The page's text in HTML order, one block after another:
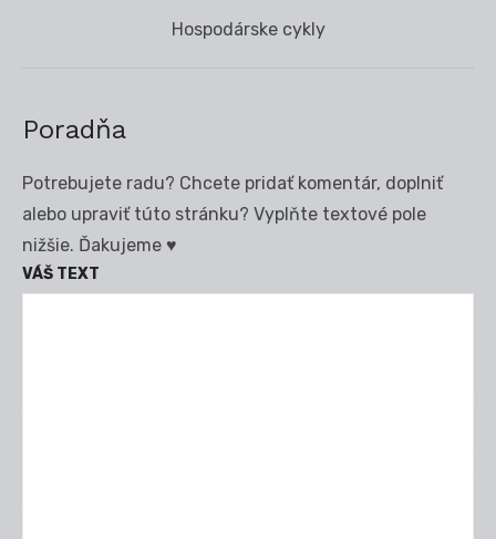
Next
Hospodárske cykly
Poradňa
Potrebujete radu? Chcete pridať komentár, doplniť
alebo upraviť túto stránku? Vyplňte textové pole
nižšie. Ďakujeme ♥
VÁŠ TEXT